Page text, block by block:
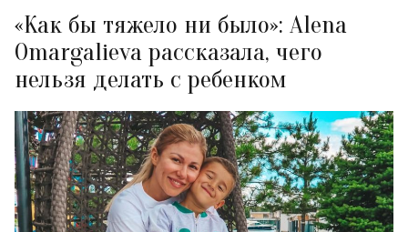
«Как бы тяжело ни было»: Alena
Omargalieva рассказала, чего
нельзя делать с ребенком